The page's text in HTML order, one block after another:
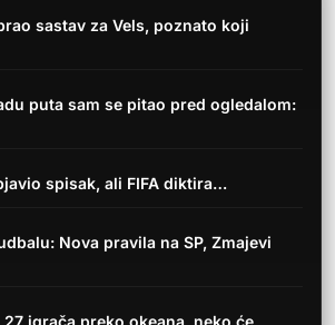
sastav za Vels, poznato koji
puta sam se pitao pred ogledalom:
spisak, ali FIFA diktira…
Nova pravila na SP, Zmajevi
igrača preko okeana, neko će